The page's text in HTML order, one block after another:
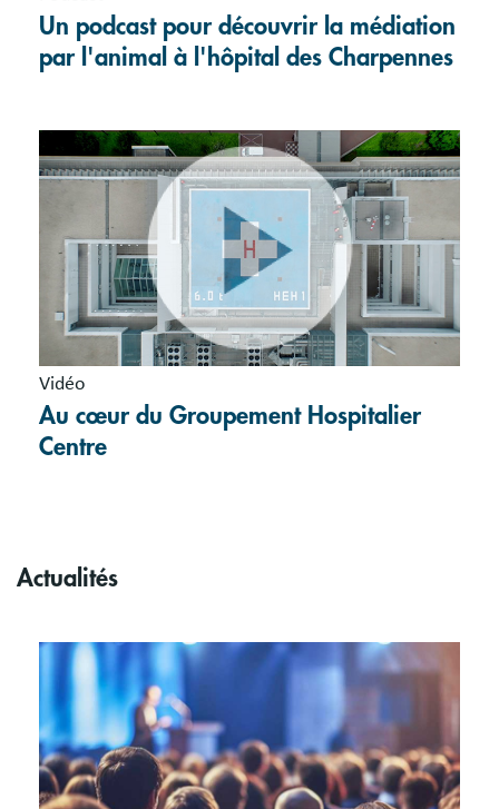
Un podcast pour découvrir la médiation
par l'animal à l'hôpital des Charpennes
Vidéo
Au cœur du Groupement Hospitalier
Centre
Actualités